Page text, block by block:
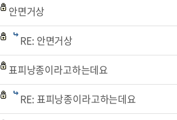
안면거상
RE: 안면거상
표피낭종이라고하는데요
RE: 표피낭종이라고하는데요